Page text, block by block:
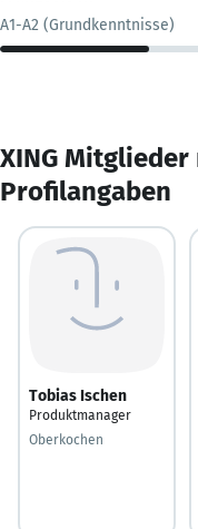
A1-A2 (Grundkenntnisse)
XING
Profilangaben
Tobias Ischen
Produktmanager
Oberkochen